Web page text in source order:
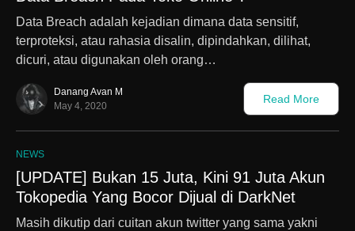
Data Breach adalah kejadian dimana data sensitif,
terproteksi, atau rahasia disalin, dipindahkan, dilihat,
dicuri, atau digunakan oleh orang…
Danang Avan M
May 4, 2020
Read More
NEWS
[UPDATE] Bukan 15 Juta, Kini 91 Juta Akun
Tokopedia Yang Bocor Dijual di DarkNet
Masih dikutip dari cuitan akun twitter yang sama yakni